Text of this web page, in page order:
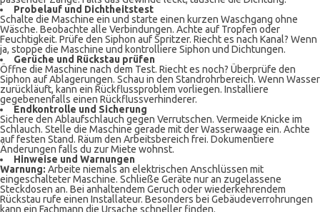
Probelauf und Dichtheitstest
Schalte die Maschine ein und starte einen kurzen Waschgang ohne
Wäsche. Beobachte alle Verbindungen. Achte auf Tropfen oder
Feuchtigkeit. Prüfe den Siphon auf Spritzer. Riecht es nach Kanal? Wenn
ja, stoppe die Maschine und kontrolliere Siphon und Dichtungen.
Gerüche und Rückstau prüfen
Öffne die Maschine nach dem Test. Riecht es noch? Überprüfe den
Siphon auf Ablagerungen. Schau in den Standrohrbereich. Wenn Wasser
zurückläuft, kann ein Rückflussproblem vorliegen. Installiere
gegebenenfalls einen Rückflussverhinderer.
Endkontrolle und Sicherung
Sichere den Ablaufschlauch gegen Verrutschen. Vermeide Knicke im
Schlauch. Stelle die Maschine gerade mit der Wasserwaage ein. Achte
auf festen Stand. Räum den Arbeitsbereich frei. Dokumentiere
Änderungen falls du zur Miete wohnst.
Hinweise und Warnungen
Warnung: Arbeite niemals an elektrischen Anschlüssen mit
eingeschalteter Maschine. Schließe Geräte nur an zugelassene
Steckdosen an. Bei anhaltendem Geruch oder wiederkehrendem
Rückstau rufe einen Installateur. Besonders bei Gebäudeverrohrungen
kann ein Fachmann die Ursache schneller finden.